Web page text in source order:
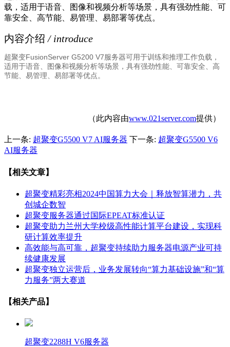
载，适用于语音、图像和视频分析等场景，具有强劲性能、可
靠安全、高节能、易管理、易部署等优点。
内容介绍 / introduce
超聚变FusionServer G5200 V7服务器可用于训练和推理工作负载，
适用于语音、图像和视频分析等场景，具有强劲性能、可靠安全、高
节能、易管理、易部署等优点。
（此内容由www.021server.com提供）
上一条: 超聚变G5500 V7 AI服务器 下一条: 超聚变G5500 V6
AI服务器
【相关文章】
超聚变精彩亮相2024中国算力大会｜释放智算潜力，共
创城企数智
超聚变服务器通过国际EPEAT标准认证
超聚变助力兰州大学校级高性能计算平台建设，实现科
研计算效率提升
高效能与高可靠，超聚变持续助力服务器电源产业可持
续健康发展
超聚变独立运营后，业务发展转向“算力基础设施”和“算
力服务”两大赛道
【相关产品】
超聚变2288H V6服务器